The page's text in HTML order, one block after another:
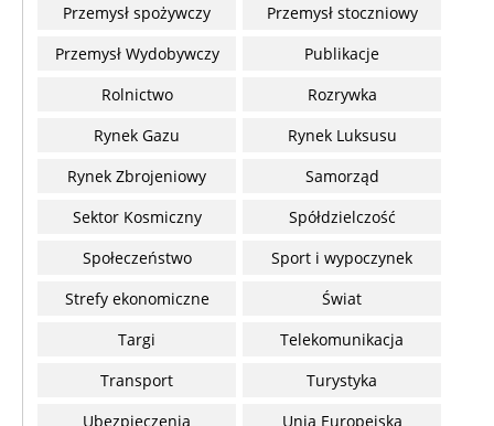
Przemysł spożywczy
Przemysł stoczniowy
Przemysł Wydobywczy
Publikacje
Rolnictwo
Rozrywka
Rynek Gazu
Rynek Luksusu
Rynek Zbrojeniowy
Samorząd
Sektor Kosmiczny
Spółdzielczość
Społeczeństwo
Sport i wypoczynek
Strefy ekonomiczne
Świat
Targi
Telekomunikacja
Transport
Turystyka
Ubezpieczenia
Unia Europejska